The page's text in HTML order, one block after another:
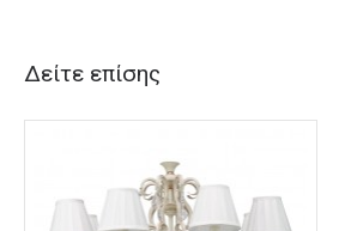
Δείτε επίσης